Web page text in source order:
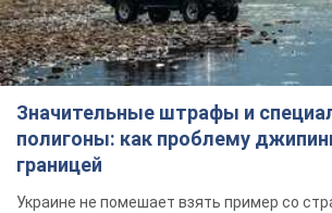
Значительные штрафы и
полигоны: как проблему
границей
Украине не помешает взять пример со